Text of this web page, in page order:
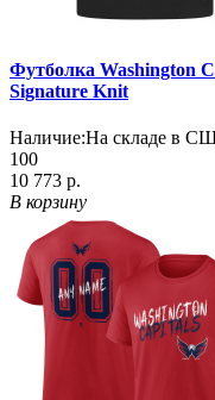
Футболка Washington
Signature Knit
Наличие:На складе в
100
10 773 р.
В корзину